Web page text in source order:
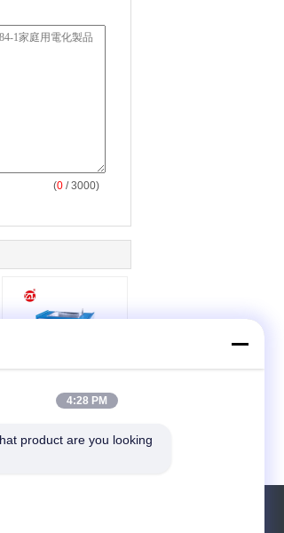
(0 / 3000)
イヤーのための
ピンホール テスター
4:28 PM
product are you looking